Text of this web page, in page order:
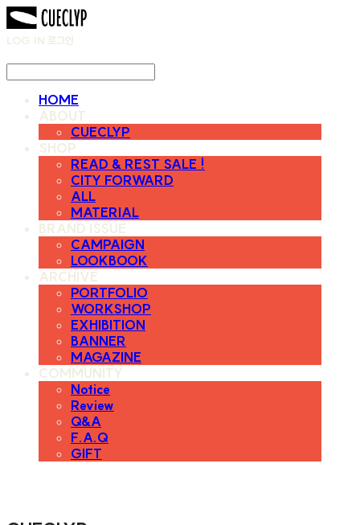
LOG IN 로그인
HOME
ABOUT
CUECLYP
SHOP
READ & REST SALE !
CITY FORWARD
ALL
MATERIAL
BRAND ISSUE
CAMPAIGN
LOOKBOOK
ARCHIVE
PORTFOLIO
WORKSHOP
EXHIBITION
BANNER
MAGAZINE
COMMUNITY
Notice
Review
Q&A
F.A.Q
GIFT